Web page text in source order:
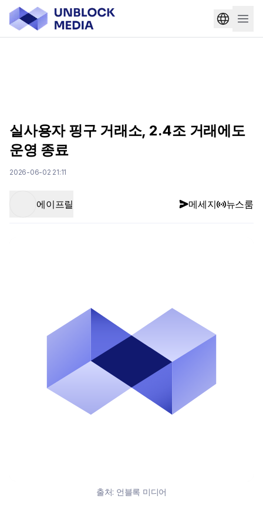
실사용자 핑구 거래소, 2.4조 거래에도
운영 종료
2026-06-02 21:11
에이프릴 메세지 뉴스룸
출처: 언블록 미디어